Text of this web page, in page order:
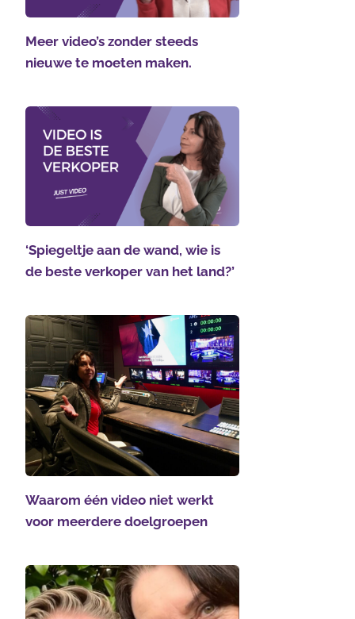
Meer video’s zonder steeds
nieuwe te moeten maken.
‘Spiegeltje aan de wand, wie is
de beste verkoper van het land?’
Waarom één video niet werkt
voor meerdere doelgroepen